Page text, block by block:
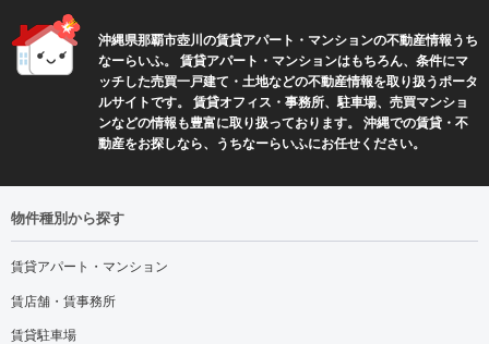
沖縄県那覇市壺川の賃貸アパート・マンションの不動産情報うち
なーらいふ。 賃貸アパート・マンションはもちろん、条件にマ
ッチした売買一戸建て・土地などの不動産情報を取り扱うポータ
ルサイトです。 賃貸オフィス・事務所、駐車場、売買マンショ
ンなどの情報も豊富に取り扱っております。 沖縄での賃貸・不
動産をお探しなら、うちなーらいふにお任せください。
物件種別から探す
賃貸アパート・マンション
賃店舗・賃事務所
賃貸駐車場